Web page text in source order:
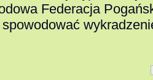
Federacja